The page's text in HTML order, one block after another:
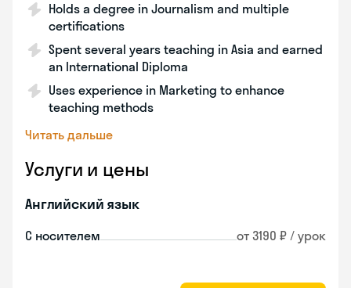
Holds a degree in Journalism and multiple
certifications
Spent several years teaching in Asia and earned
an International Diploma
Uses experience in Marketing to enhance
teaching methods
Читать дальше
Услуги и цены
Английский язык
С носителем от 3190 ₽ / урок